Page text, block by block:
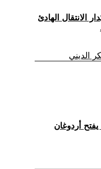
الانتقال الهادئ
الديني
يفتح أردوغان